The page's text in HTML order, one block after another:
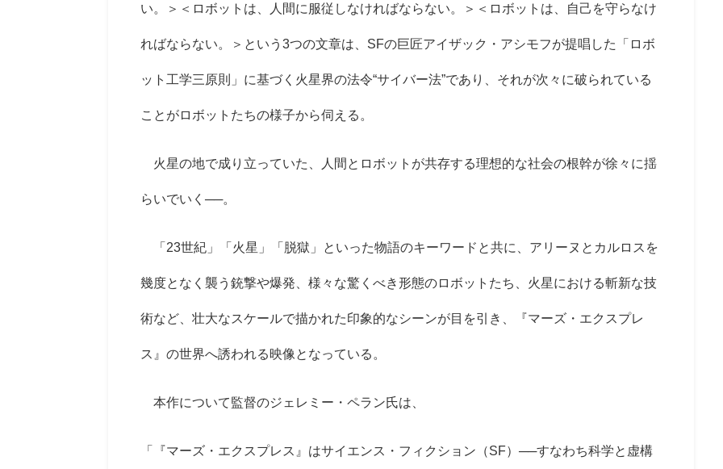
い。＞＜ロボットは、人間に服従しなければならない。＞＜ロボットは、自己を守らなけ
ればならない。＞という3つの文章は、SFの巨匠アイザック・アシモフが提唱した「ロボ
ット工学三原則」に基づく火星界の法令“サイバー法”であり、それが次々に破られている
ことがロボットたちの様子から伺える。
火星の地で成り立っていた、人間とロボットが共存する理想的な社会の根幹が徐々に揺
らいでいく──。
「23世紀」「火星」「脱獄」といった物語のキーワードと共に、アリーヌとカルロスを
幾度となく襲う銃撃や爆発、様々な驚くべき形態のロボットたち、火星における斬新な技
術など、壮大なスケールで描かれた印象的なシーンが目を引き、『マーズ・エクスプレ
ス』の世界へ誘われる映像となっている。
本作について監督のジェレミー・ペラン氏は、
「『マーズ・エクスプレス』はサイエンス・フィクション（SF）──すなわち科学と虚構